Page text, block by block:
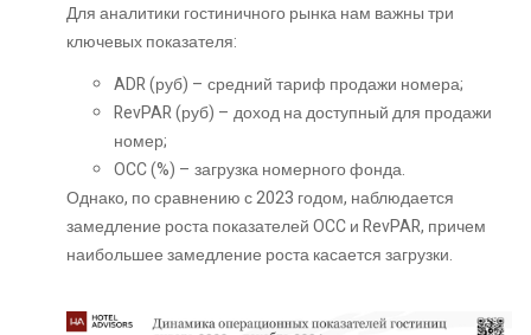
Для аналитики гостиничного рынка нам важны три
ключевых показателя:
ADR (руб) – средний тариф продажи номера;
RevPAR (руб) – доход на доступный для продажи
номер;
OCC (%) – загрузка номерного фонда.
Однако, по сравнению с 2023 годом, наблюдается
замедление роста показателей OCC и RevPAR, причем
наибольшее замедление роста касается загрузки.